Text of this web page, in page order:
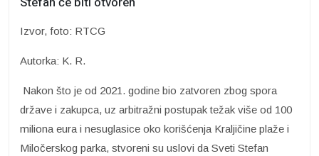
Izvor, foto: RTCG
Autorka: K. R.
Nakon što je od 2021. godine bio zatvoren zbog spora
države i zakupca, uz arbitražni postupak težak više od 100
miliona eura i nesuglasice oko korišćenja Kraljičine plaže i
Miločerskog parka, stvoreni su uslovi da Sveti Stefan